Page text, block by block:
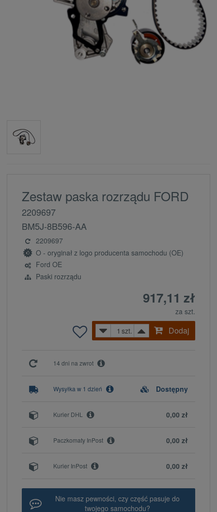
Zestaw paska rozrządu FORD
2209697
BM5J-8B596-AA
2209697
O - oryginał z logo producenta samochodu (OE)
Ford OE
Paski rozrządu
917,11 zł
za szt.
szt.
Dodaj
14 dni na zwrot
Dostępny
Wysyłka w 1 dzień
0,00 zł
Kurier DHL
0,00 zł
Paczkomaty InPost
0,00 zł
Kurier InPost
Nie masz pewności, czy część pasuje do
twojego samochodu?